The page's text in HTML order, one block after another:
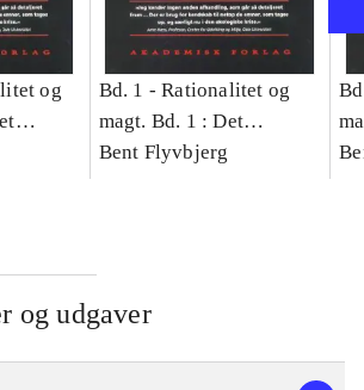
og
Bd. 1 -Rationalitet og
magt. Bd. 1 : Det
konkretes videnskab
Bent Flyvbjerg
og udgaver